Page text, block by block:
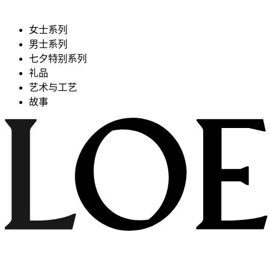
女士系列
男士系列
七夕特别系列
礼品
艺术与工艺
故事